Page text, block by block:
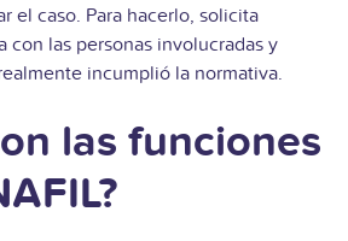
el caso. Para hacerlo, solicita
con las personas involucradas y
incumplió la normativa.
las funciones